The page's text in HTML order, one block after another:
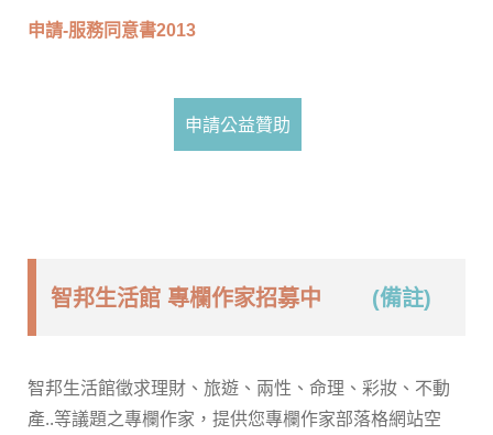
申請-服務同意書2013
申請公益贊助
智邦生活館 專欄作家招募中 (備註)
智邦生活館徵求理財、旅遊、兩性、命理、彩妝、不動
產..等議題之專欄作家，提供您專欄作家部落格網站空